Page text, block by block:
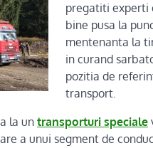
pregatiti experti
bine pusa la
mentenanta la
in curand
pozitia de
transport.
la un transporturi speciale
a unui segment de